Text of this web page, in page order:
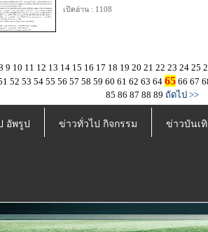
เปิดอ่าน : 1108
9 10 11 12 13 14 15 16 17 18 19 20 21 22 23 24 25
52 53 54 55 56 57 58 59 60 61 62 63 64 65 66 67
85 86 87 88 89 ถัดไป >>
อัพรูป ข่าวทั่วไป กิจกรรม ข่าวบันเ